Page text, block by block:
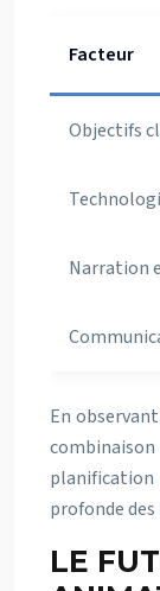
Facteur
Objectifs
Narration
En
profonde
LE